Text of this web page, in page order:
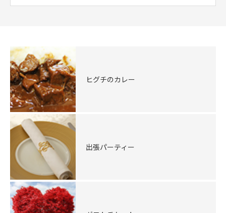
ヒグチのカレー
出張パーティー